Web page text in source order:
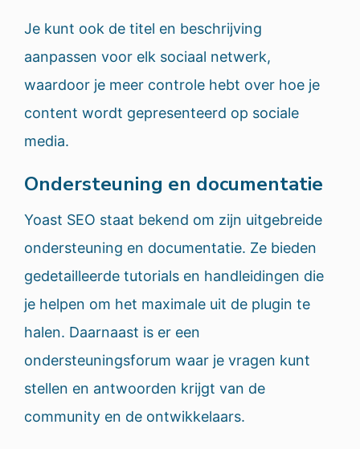
Je kunt ook de titel en beschrijving
aanpassen voor elk sociaal netwerk,
waardoor je meer controle hebt over hoe je
content wordt gepresenteerd op sociale
media.
Ondersteuning en documentatie
Yoast SEO staat bekend om zijn uitgebreide
ondersteuning en documentatie. Ze bieden
gedetailleerde tutorials en handleidingen die
je helpen om het maximale uit de plugin te
halen. Daarnaast is er een
ondersteuningsforum waar je vragen kunt
stellen en antwoorden krijgt van de
community en de ontwikkelaars.